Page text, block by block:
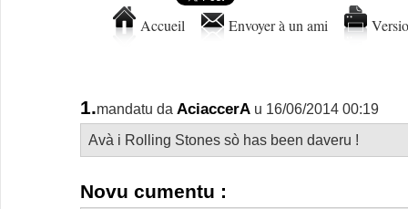
Accueil Envoyer à un ami
1.mandatu da AciaccerA u 16/06/2014 00:19
Avà i Rolling Stones sò has been daveru !
Novu cumentu :